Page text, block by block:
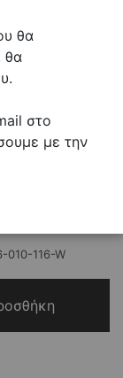
Πολύμπριζο
6 θέσων
010-116-W
θα
θα
στο
με την